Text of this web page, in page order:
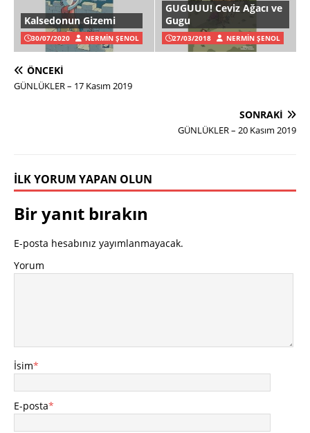
Kalsedonun Gizemi
30/07/2020 NERMIN ŞENOL
GUGUUU! Ceviz Ağacı ve
Gugu
27/03/2018 NERMIN ŞENOL
ÖNCEKI
GÜNLÜKLER – 17 Kasım 2019
SONRAKI
GÜNLÜKLER – 20 Kasım 2019
İLK YORUM YAPAN OLUN
Bir yanıt bırakın
E-posta hesabınız yayımlanmayacak.
Yorum
İsim*
E-posta*